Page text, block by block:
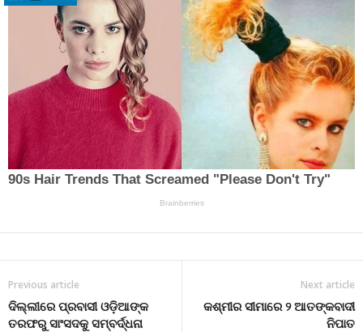
Previous article
ଦିଲ୍ଲୀରେ ପ୍ରବାସୀ ଓଡ଼ିଆଙ୍କ
ତରଫରୁ ସାଂସଦକୁ ସମ୍ବର୍ଦ୍ଧନା
Next article
କଶ୍ମୀର ସୀମାରେ ୨ ଆତଙ୍କବାଦୀ
ନିପାତ